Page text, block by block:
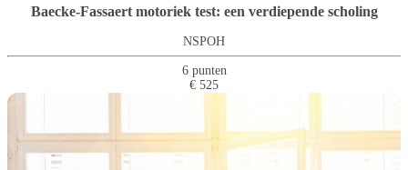
Baecke-Fassaert motoriek test: een verdiepende scholing
NSPOH
6 punten
€ 525